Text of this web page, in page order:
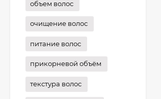
объем волос
очищение волос
питание волос
прикорневой объём
текстура волос